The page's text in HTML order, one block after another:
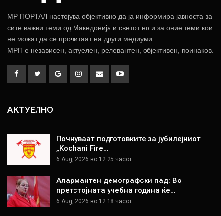
МР ПОРТАЛ настојува објективно да ја информира јавноста за
сите важни теми од Македонија и светот но и за оние теми кои
не можат да се прочитаат на други медиуми.
МРП е независен, актуелен, релевантен, објективен, поинаков.
АКТУЕЛНО
Почнуваат подготовките за јубилејниот
„Kochani Fire…
6 Aug, 2026 во 12:25 часот.
Алармантен демографски пад: Во
претстојната учебна година ќе…
6 Aug, 2026 во 12:18 часот.